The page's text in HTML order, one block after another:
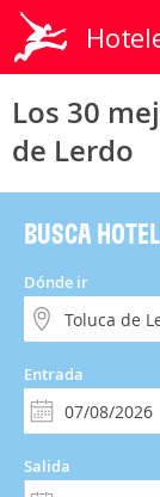
Los 30
de Lerdo
BUSCA
Dónde ir
Entrada
Salida